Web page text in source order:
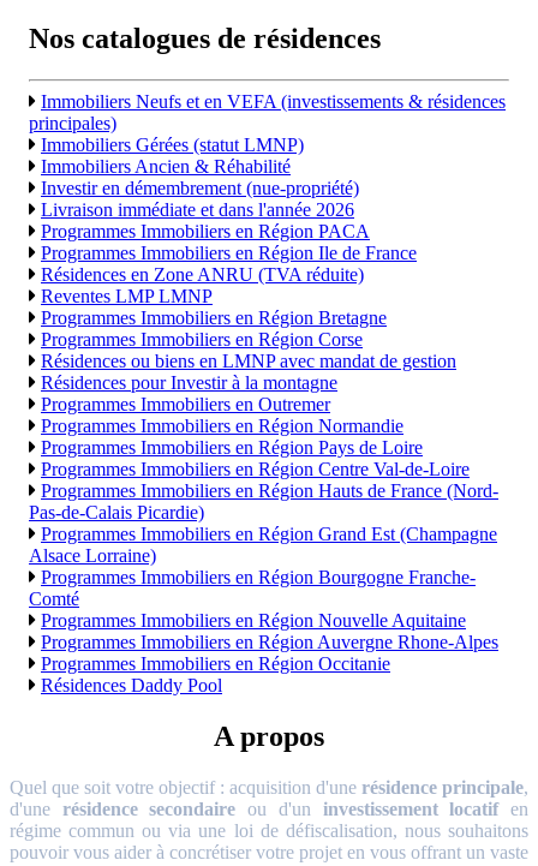
Nos catalogues de résidences
Immobiliers Neufs et en VEFA (investissements & résidences
principales)
Immobiliers Gérées (statut LMNP)
Immobiliers Ancien & Réhabilité
Investir en démembrement (nue-propriété)
Livraison immédiate et dans l'année 2026
Programmes Immobiliers en Région PACA
Programmes Immobiliers en Région Ile de France
Résidences en Zone ANRU (TVA réduite)
Reventes LMP LMNP
Programmes Immobiliers en Région Bretagne
Programmes Immobiliers en Région Corse
Résidences ou biens en LMNP avec mandat de gestion
Résidences pour Investir à la montagne
Programmes Immobiliers en Outremer
Programmes Immobiliers en Région Normandie
Programmes Immobiliers en Région Pays de Loire
Programmes Immobiliers en Région Centre Val-de-Loire
Programmes Immobiliers en Région Hauts de France (Nord-
Pas-de-Calais Picardie)
Programmes Immobiliers en Région Grand Est (Champagne
Alsace Lorraine)
Programmes Immobiliers en Région Bourgogne Franche-
Comté
Programmes Immobiliers en Région Nouvelle Aquitaine
Programmes Immobiliers en Région Auvergne Rhone-Alpes
Programmes Immobiliers en Région Occitanie
Résidences Daddy Pool
A propos
Quel que soit votre objectif : acquisition d'une résidence principale,
d'une résidence secondaire ou d'un investissement locatifen
régime commun ou via une loi de défiscalisation, nous souhaitons
pouvoir vous aider à concrétiser votre projet en vous offrant un vaste